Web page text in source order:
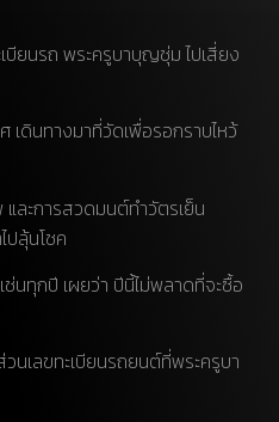
บียนรถ พระครูบาบุญชุ่ม ไปเสี่ยง
เดินทางมาที่วัดเพื่อรอกราบไหว้
ละการสวดมนต์ทำวัตรเย็น
ลุ้นโชค
นทุกปี เผยว่า ปีนี้ไม่พลาดที่จะซื้อ
วนเลขทะเบียนรถยนต์ที่พระครูบา